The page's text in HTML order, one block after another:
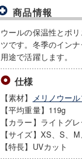
商品情報
ウールの保温性とポ
ツです。冬季のイン
用途で活躍します。
仕様
【素材】 メリノウー
【平均重量】119g
【カラー】ライトグ
【サイズ】XS、S、
【特長】UVカット